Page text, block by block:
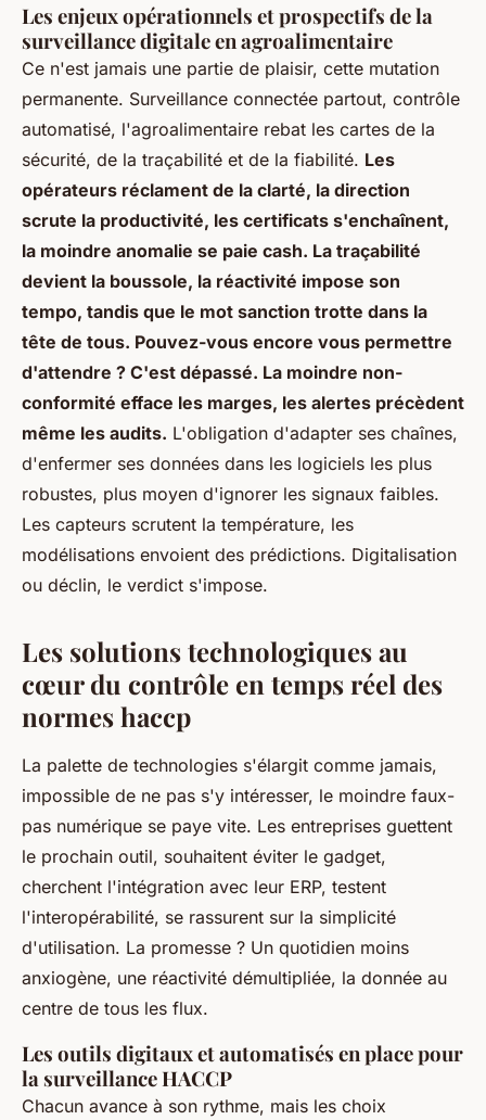
Les enjeux opérationnels et prospectifs de la
surveillance digitale en agroalimentaire
Ce n'est jamais une partie de plaisir, cette mutation
permanente. Surveillance connectée partout, contrôle
automatisé, l'agroalimentaire rebat les cartes de la
sécurité, de la traçabilité et de la fiabilité. Les
opérateurs réclament de la clarté, la direction
scrute la productivité, les certificats s'enchaînent,
la moindre anomalie se paie cash. La traçabilité
devient la boussole, la réactivité impose son
tempo, tandis que le mot sanction trotte dans la
tête de tous. Pouvez-vous encore vous permettre
d'attendre ? C'est dépassé. La moindre non-
conformité efface les marges, les alertes précèdent
même les audits. L'obligation d'adapter ses chaînes,
d'enfermer ses données dans les logiciels les plus
robustes, plus moyen d'ignorer les signaux faibles.
Les capteurs scrutent la température, les
modélisations envoient des prédictions. Digitalisation
ou déclin, le verdict s'impose.
Les solutions technologiques au
cœur du contrôle en temps réel des
normes haccp
La palette de technologies s'élargit comme jamais,
impossible de ne pas s'y intéresser, le moindre faux-
pas numérique se paye vite. Les entreprises guettent
le prochain outil, souhaitent éviter le gadget,
cherchent l'intégration avec leur ERP, testent
l'interopérabilité, se rassurent sur la simplicité
d'utilisation. La promesse ? Un quotidien moins
anxiogène, une réactivité démultipliée, la donnée au
centre de tous les flux.
Les outils digitaux et automatisés en place pour
la surveillance HACCP
Chacun avance à son rythme, mais les choix